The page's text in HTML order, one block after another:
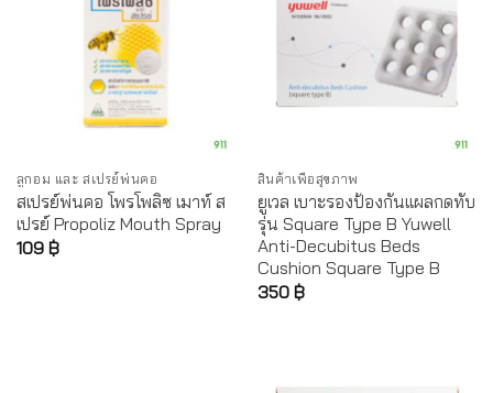
ลูกอม และ สเปรย์พ่นคอ
สเปรย์พ่นคอ โพรโพลิซ เมาท์ ส
เปรย์ Propoliz Mouth Spray
109 ฿
สินค้าเพื่อสุขภาพ
ยูเวล เบาะรองป้องกันแผลกดทับ
รุ่น Square Type B Yuwell
Anti-Decubitus Beds
Cushion Square Type B
350 ฿